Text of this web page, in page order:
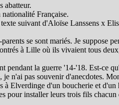
abatteur.
Française.
suivant d'Aloïse Lanssens x
se sont mariés. Je suppose
à Lille où ils vivaient tous
pendant la guerre '14-'18. Est-ce
n'ai pas souvenir d'anecdotes.
à Elverdinge d'un boucherie et
pour installer leurs trois fils chacun